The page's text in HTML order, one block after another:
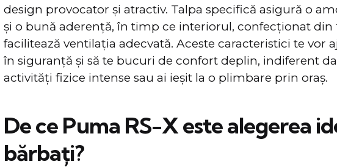
design provocator și atractiv. Talpa specifică asigură o
şi o bună aderenţă, în timp ce interiorul, confecționat din
facilitează ventilaţia adecvată. Aceste caracteristici te vor
în siguranţă şi să te bucuri de confort deplin, indiferent
activități fizice intense sau ai ieșit la o plimbare prin oraş.
De ce Puma RS-X este alegerea
bărbaţi?